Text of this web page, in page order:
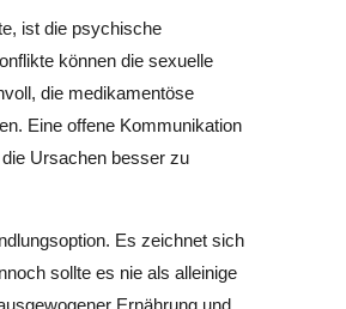
ist die psychische
können die sexuelle
die medikamentöse
Eine offene Kommunikation
Ursachen besser zu
Es zeichnet sich
sollte es nie als alleinige
Ernährung und